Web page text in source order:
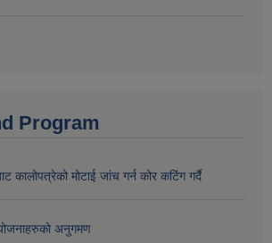
Program
कालोपत्रेको मोटाई जांच गर्न कोर कटिंग गर्दै
योजनाहरुको अनुगमण